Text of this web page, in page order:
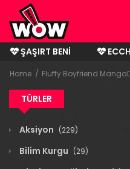
ŞAŞIRT BENI
BITMIŞ MANGALAR
Home Fluffy Boyfriend
TÜRLER
Aksiyon (229)
Bilim Kurgu (29)